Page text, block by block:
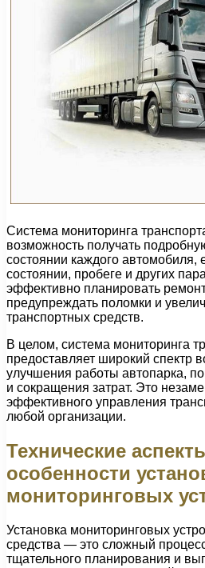
Система мониторинга
возможность получать
состоянии каждого автомобиля,
состоянии, пробеге и других
эффективно планировать
предупреждать поломки и
транспортных средств.
В целом, система мониторинга
предоставляет широкий спектр
улучшения работы автопарка,
и сокращения затрат. Это
эффективного управления
любой организации.
Технические
особенности
мониторинговых
Установка мониторинговых
средства — это сложный
тщательного планирования и